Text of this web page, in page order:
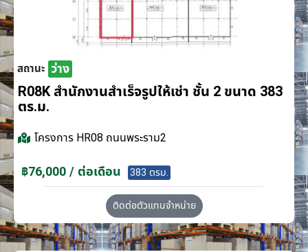
สถานะ ว่าง
R08K สำนักงานสำเร็จรูปให้เช่า ชั้น 2 ขนาด 383
ตร.ม.
โครงการ HR08 ถนนพระราม2
฿76,000 / ต่อเดือน 383 ตรม.
ติดต่อตัวแทนจำหน่าย